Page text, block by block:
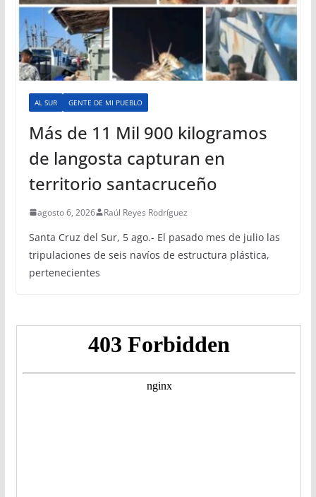
AL SUR GENTE DE MI PUEBLO
Más de 11 Mil 900 kilogramos
de langosta capturan en
territorio santacruceño
agosto 6, 2026 Raúl Reyes Rodríguez
Santa Cruz del Sur, 5 ago.- El pasado mes de julio las
tripulaciones de seis navíos de estructura plástica,
pertenecientes